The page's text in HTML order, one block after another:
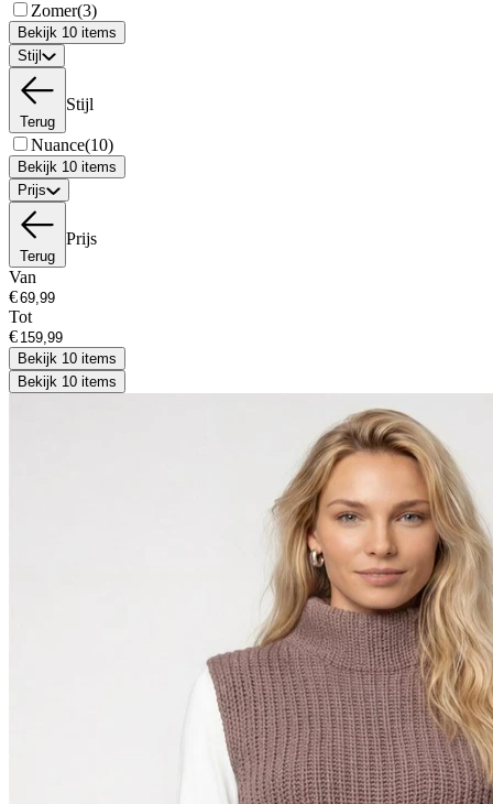
Zomer(3)
Bekijk 10 items
Stijl
Terug
Stijl
Nuance(10)
Bekijk 10 items
Prijs
Terug
Prijs
Van
€
Tot
€
Bekijk 10 items
Bekijk 10 items